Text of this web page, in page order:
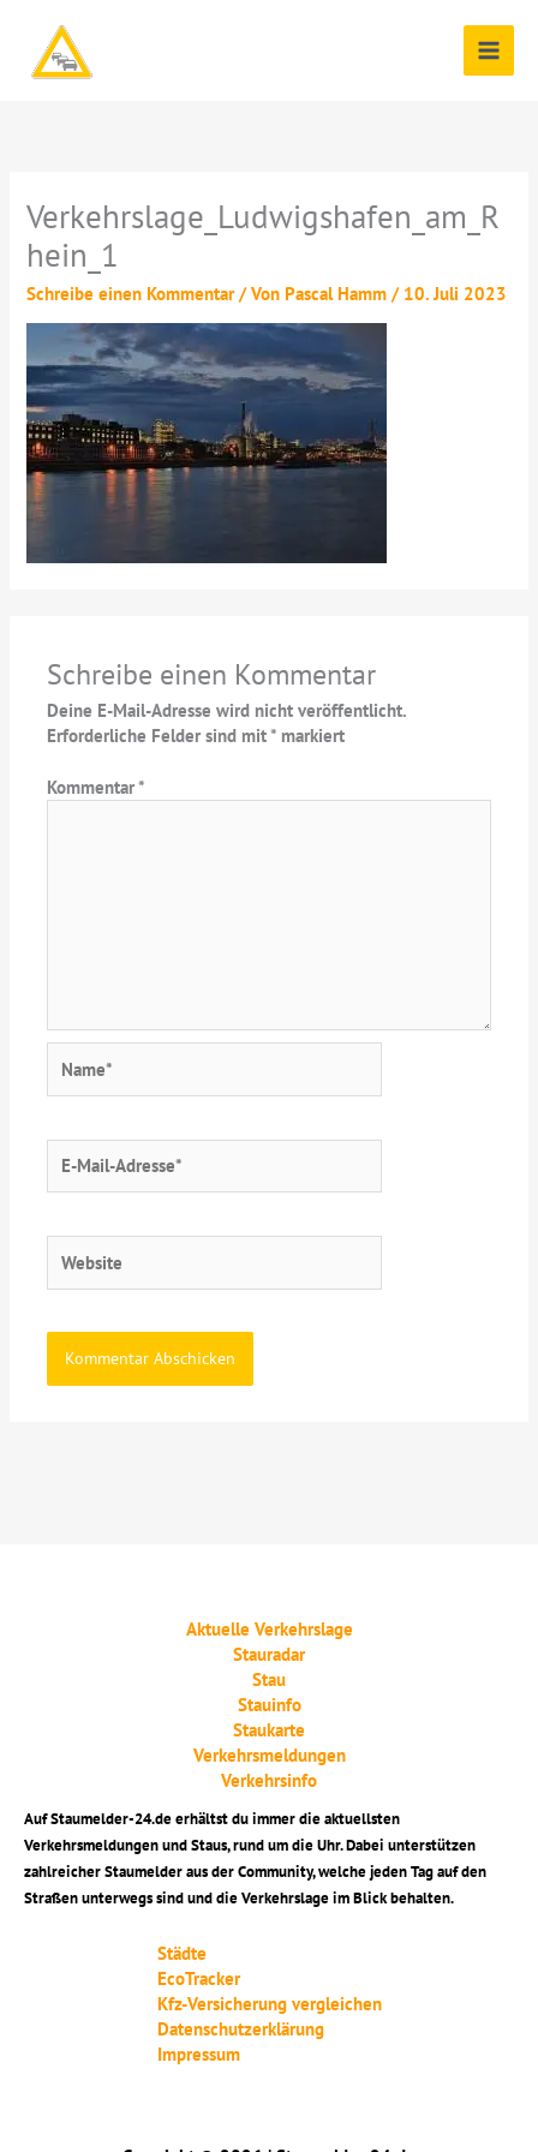
springen
Verkehrslage_Ludwigshafen_am_R
hein_1
Schreibe einen Kommentar / VonPascal Hamm/ 10. Juli 2023
Schreibe einen Kommentar
Deine E-Mail-Adresse wird nicht veröffentlicht.
Erforderliche Felder sind mit* markiert
Kommentar*
Mail-
Aktuelle Verkehrslage
Stauradar
Stau
Stauinfo
Staukarte
Verkehrsmeldungen
Verkehrsinfo
Auf Staumelder-24.de erhältst du immer die aktuellsten
Verkehrsmeldungen und Staus, rund um die Uhr. Dabei unterstützen
zahlreicher Staumelder aus der Community, welche jeden Tag auf den
Straßen unterwegs sind und die Verkehrslage im Blick behalten.
Städte
EcoTracker
Kfz-Versicherung vergleichen
Datenschutzerklärung
Impressum